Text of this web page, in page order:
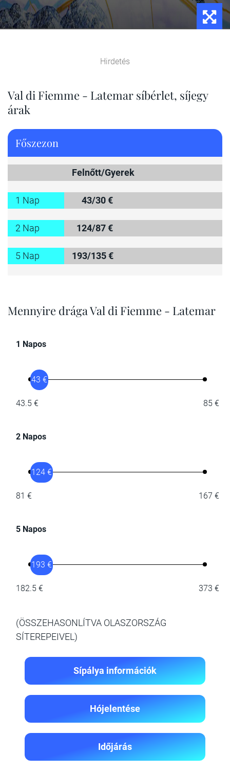
Hirdetés
Val di Fiemme - Latemar síbérlet, síjegy
árak
Főszezon
Felnőtt/Gyerek
1 Nap 43/30 €
2 Nap 124/87 €
5 Nap 193/135 €
Mennyire drága Val di Fiemme - Latemar
1 Napos
43.5 €
43 €
85 €
2 Napos
81 €
124 €
167 €
5 Napos
182.5 €
193 €
373 €
(ÖSSZEHASONLÍTVA OLASZORSZÁG
SÍTEREPEIVEL)
Sípálya információk
Hójelentése
Időjárás